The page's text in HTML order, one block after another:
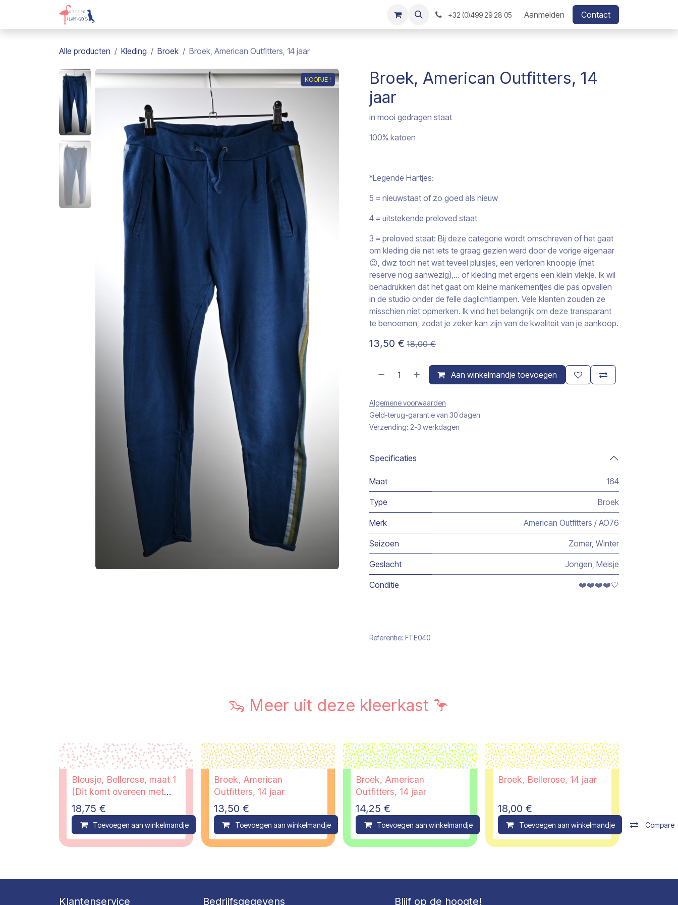
Overslaan naar inhoud
+32 (0)499 29 28 05 Aanmelden Contact
Alle producten Kleding Broek Broek, American Outfitters, 14 jaar
KOOPJE !
KOOPJE !
Broek, American Outfitters, 14
jaar
in mooi gedragen staat
100% katoen
*Legende Hartjes:
5 = nieuwstaat of zo goed als nieuw
4 = uitstekende preloved staat
3 = preloved staat: Bij deze categorie wordt omschreven of het gaat
om kleding die net iets te graag gezien werd door de vorige eigenaar
😉, dwz toch net wat teveel pluisjes, een verloren knoopje (met
reserve nog aanwezig),… of kleding met ergens een klein vlekje. Ik wil
benadrukken dat het gaat om kleine mankementjes die pas opvallen
in de studio onder de felle daglichtlampen. Vele klanten zouden ze
misschien niet opmerken. Ik vind het belangrijk om deze transparant
te benoemen, zodat je zeker kan zijn van de kwaliteit van je aankoop.
13,50 € 18,00€
Aan winkelmandje toevoegen
Algemene voorwaarden
Geld-terug-garantie van 30 dagen
Verzending: 2-3 werkdagen
Specificaties
Maat 164
Type Broek
Merk American Outfitters / AO76
Seizoen Zomer, Winter
Geslacht Jongen, Meisje
Conditie ❤️❤️❤️❤️🤍
Referentie: FTE040
🦦 Meer uit deze kleerkast 🦩
Blousje, Bellerose, maat 1
(Dit komt overeen met
maat 36.)
18,75 €
Toevoegen aan winkelmandje Compare
Broek, American
Outfitters, 14 jaar
13,50 €
Toevoegen aan winkelmandje Compare
Broek, American
Outfitters, 14 jaar
14,25 €
Toevoegen aan winkelmandje Compare
Broek, Bellerose, 14 jaar
18,00 €
Toevoegen aan winkelmandje Compare
Klantenservice Bedrijfsgegevens Blijf op de hoogte!